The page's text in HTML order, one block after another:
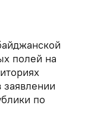
полей на
по